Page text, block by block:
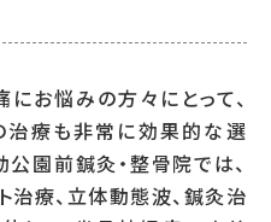
お悩みの方々にとって、
治療も非常に効果的な選
園前鍼灸・整骨院では、
治療、立体動態波、鍼灸治